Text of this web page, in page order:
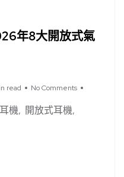
年8大開放式氣
read No Comments
機 開放式耳機